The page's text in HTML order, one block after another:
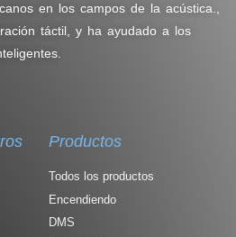
en los campos de la acústica.,
táctil, y ha ayudado a los
Productos
Todos los productos
Encendiendo
DMS